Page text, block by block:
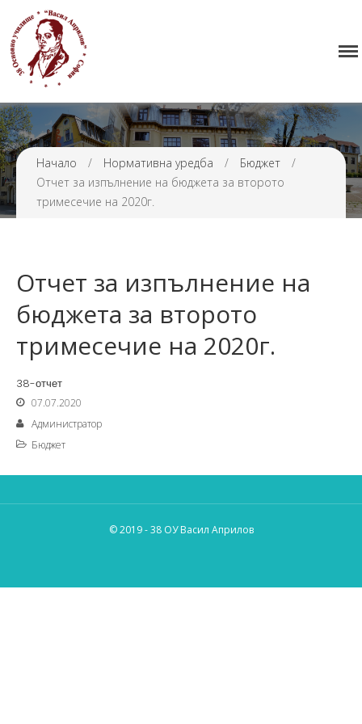
Нормативна уредба
Прием
Проекти и дейности
Седмично разписание
Начало / Нормативна уредба / Бюджет
/
Отчет за изпълнение на бюджета за второто
тримесечие на 2020г.
Отчет за изпълнение на
бюджета за второто
тримесечие на 2020г.
38-отчет
07.07.2020
Администратор
Бюджет
© 2019 - 38 ОУ Васил Априлов